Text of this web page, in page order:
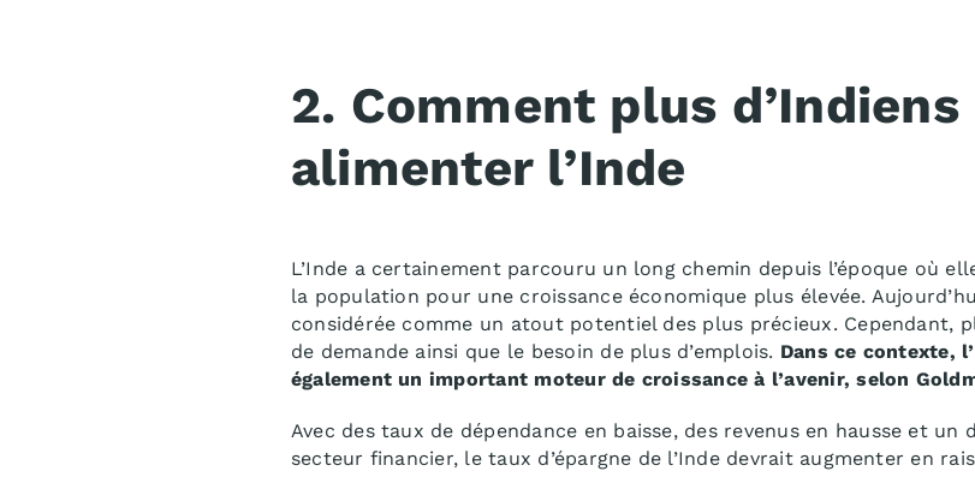
2. Comment plus
alimenter l’Inde
L’Inde a certainement parcouru un long chemin depuis l’époque où
la population pour une croissance économique plus élevée.
considérée comme un atout potentiel des plus précieux. Cependant,
de demande ainsi que le besoin de plus d’emplois. Dans ce contexte,
également un important moteur de croissance à l’avenir, selon
Avec des taux de dépendance en baisse, des revenus en hausse et
secteur financier, le taux d’épargne de l’Inde devrait augmenter en